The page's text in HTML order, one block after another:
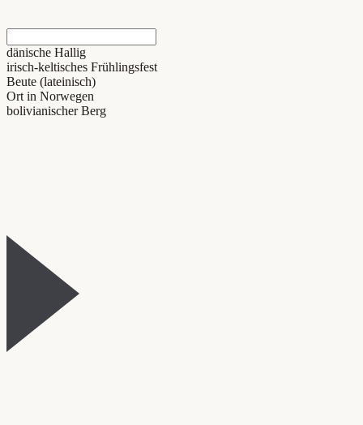
dänische Hallig
irisch-keltisches Frühlingsfest
Beute (lateinisch)
Ort in Norwegen
bolivianischer Berg